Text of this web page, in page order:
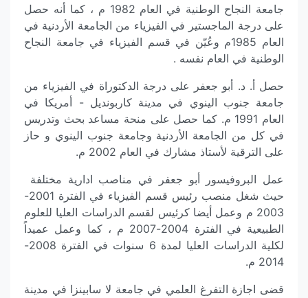
جامعة النجاح الوطنية في العام 1982 م ، كما أنه حصل
على درجة الماجستير في الفيزياء من الجامعة الأردنية في
العام 1985م وعُيّن في قسم الفيزياء في جامعة النجاح
الوطنية في العام نفسه .
حصل أ. د. أبو جعفر على درجة الدكتوراة في الفيزياء من
جامعة جنوب الينوي في مدينة كاربونديل - أمريكا في
العام 1991 م. كما حصل على منحة مساعد بحث وتدريس
في كل من الجامعة الأردنية وجامعة جنوب الينوي و حاز
على الترقية لأستاذ مشارك في العام 2002 م.
عمل البروفيسور أبو جعفر في مناصب ادارية مختلفة
حيث شغل منصب رئيس قسم الفيزياء في الفترة 2001-
2003 م وعمل أيضا كرئيس لقسم الدراسات العليا للعلوم
الطبيعية في الفترة 2004-2007 م ، كما وعمل عميداً
لكلية الدراسات العليا لمدة 6 سنوات في الفترة 2008-
2014 م.
قضى اجازة التفرغ العلمي في جامعة لا سابينزا في مدينة